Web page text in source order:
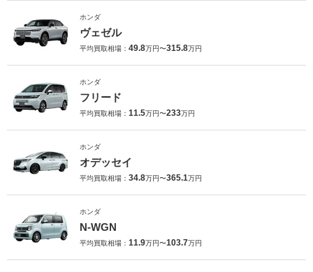
ホンダ
ヴェゼル
平均買取相場： 49.8万円〜315.8万円
ホンダ
フリード
平均買取相場： 11.5万円〜233万円
ホンダ
オデッセイ
平均買取相場： 34.8万円〜365.1万円
ホンダ
N-WGN
平均買取相場： 11.9万円〜103.7万円